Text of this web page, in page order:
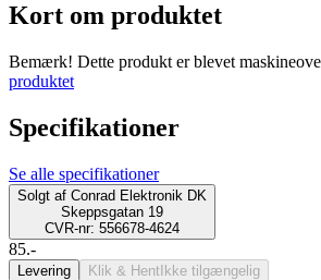
Kort om produktet
Bemærk! Dette produkt er blevet
produktet
Specifikationer
Se alle specifikationer
Solgt af Conrad Elektronik DK
Skeppsgatan 19
CVR-nr: 556678-4624
85.-
Levering Klik & Hent Ikke tilgængelig